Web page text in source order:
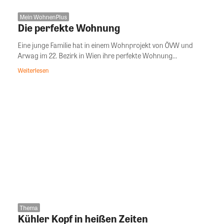
Mein WohnenPlus
Die perfekte Wohnung
Eine junge Familie hat in einem Wohnprojekt von ÖVW und
Arwag im 22. Bezirk in Wien ihre perfekte Wohnung...
Weiterlesen
Thema
Kühler Kopf in heißen Zeiten